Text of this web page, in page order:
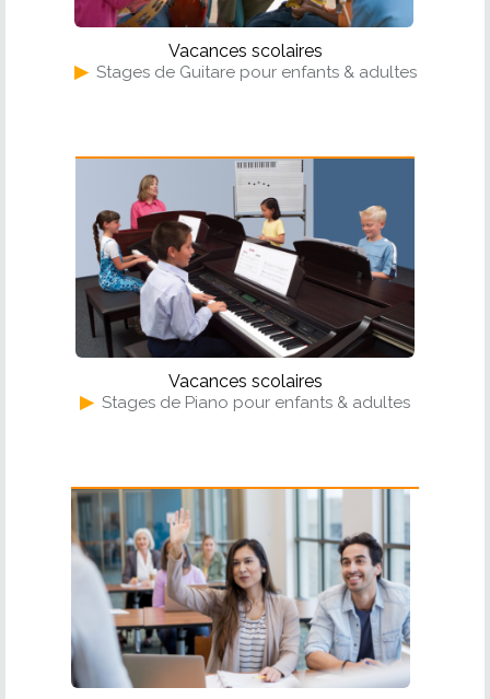
Vacances scolaires
▶ Stages de Guitare pour enfants & adultes
Vacances scolaires
▶ Stages de Piano pour enfants & adultes